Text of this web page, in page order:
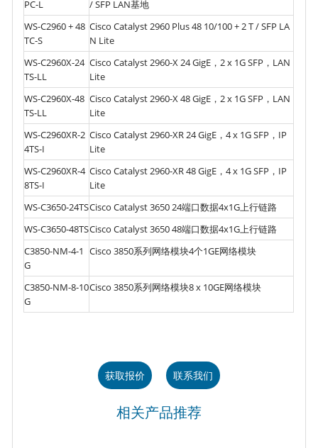
PC-L
/ SFP LAN基地
WS-C2960 + 48
TC-S
Cisco Catalyst 2960 Plus 48 10/100 + 2 T / SFP LA
N Lite
WS-C2960X-24
TS-LL
Cisco Catalyst 2960-X 24 GigE，2 x 1G SFP，LAN
Lite
WS-C2960X-48
TS-LL
Cisco Catalyst 2960-X 48 GigE，2 x 1G SFP，LAN
Lite
WS-C2960XR-2
4TS-I
Cisco Catalyst 2960-XR 24 GigE，4 x 1G SFP，IP
Lite
WS-C2960XR-4
8TS-I
Cisco Catalyst 2960-XR 48 GigE，4 x 1G SFP，IP
Lite
WS-C3650-24TSCisco Catalyst 3650 24端口数据4x1G上行链路
WS-C3650-48TSCisco Catalyst 3650 48端口数据4x1G上行链路
C3850-NM-4-1
G
Cisco 3850系列网络模块4个1GE网络模块
C3850-NM-8-10
G
Cisco 3850系列网络模块8 x 10GE网络模块
获取报价 联系我们
相关产品推荐